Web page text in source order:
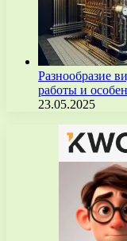
Разнообразие
работы и
23.05.2025